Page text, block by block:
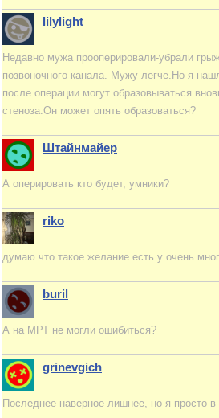
lilylight
Недавно мужа прооперировали-убрали
позвоночного канала. Мужу легче.Но я
после операции могут образовываться
стеноза.Он может опять образоваться?
Штайнмайер
А оперировать кто будет, умники?
riko
думаю что такое желание есть у очень
buril
А на МРТ не могли ошибиться?
grinevgich
Последнее наверное лишнее, но я просто